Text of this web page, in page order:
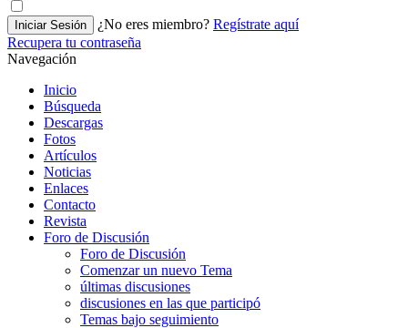
Iniciar Sesión ¿No eres miembro? Regístrate aquí
Recupera tu contraseña
Navegación
Inicio
Búsqueda
Descargas
Fotos
Artículos
Noticias
Enlaces
Contacto
Revista
Foro de Discusión
Foro de Discusión
Comenzar un nuevo Tema
últimas discusiones
discusiones en las que participó
Temas bajo seguimiento